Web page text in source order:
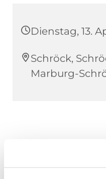
Dienstag, 13.
Schröck,
Marburg-